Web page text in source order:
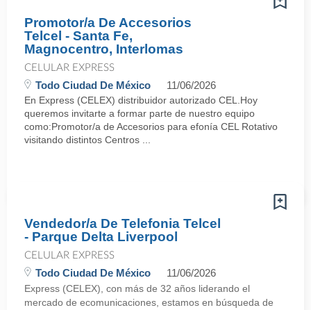
Promotor/a De Accesorios
Telcel - Santa Fe,
Magnocentro, Interlomas
CELULAR EXPRESS
Todo Ciudad De México 11/06/2026
En Express (CELEX) distribuidor autorizado CEL.Hoy
queremos invitarte a formar parte de nuestro equipo
como:Promotor/a de Accesorios para efonía CEL Rotativo
visitando distintos Centros ...
Vendedor/a De Telefonia Telcel
- Parque Delta Liverpool
CELULAR EXPRESS
Todo Ciudad De México 11/06/2026
Express (CELEX), con más de 32 años liderando el
mercado de ecomunicaciones, estamos en búsqueda de